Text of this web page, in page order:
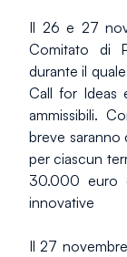
Il 26 e 27
Comitato di
durante il
Call for Ideas
ammissibili.
breve saranno
per ciascun
30.000 euro
innovative
Il 27